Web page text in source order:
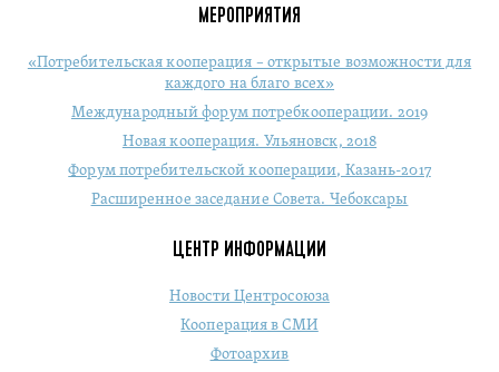
МЕРОПРИЯТИЯ
«Потребительская кооперация – открытые возможности для
каждого на благо всех»
Международный форум потребкооперации. 2019
Новая кооперация. Ульяновск, 2018
Форум потребительской кооперации, Казань-2017
Расширенное заседание Совета. Чебоксары
ЦЕНТР ИНФОРМАЦИИ
Новости Центросоюза
Кооперация в СМИ
Фотоархив